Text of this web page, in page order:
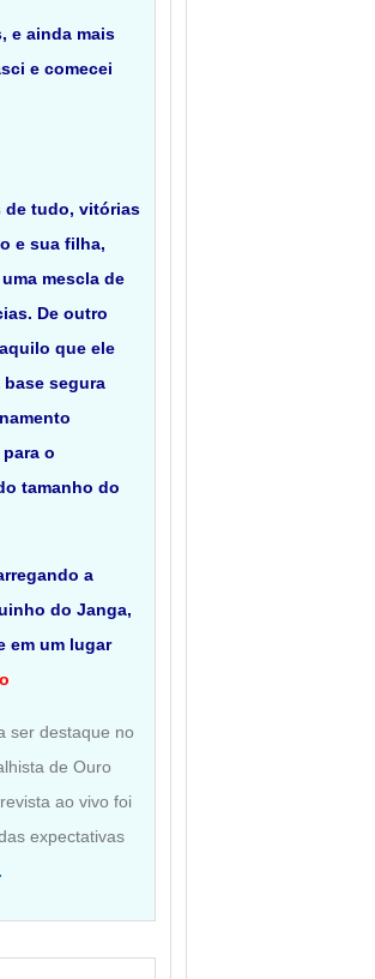
e ainda mais
e comecei
de tudo, vitórias
e sua filha,
mescla de
De outro
que ele
segura
o
tamanho do
a
do Janga,
em um lugar
ser destaque no
de Ouro
ao vivo foi
expectativas